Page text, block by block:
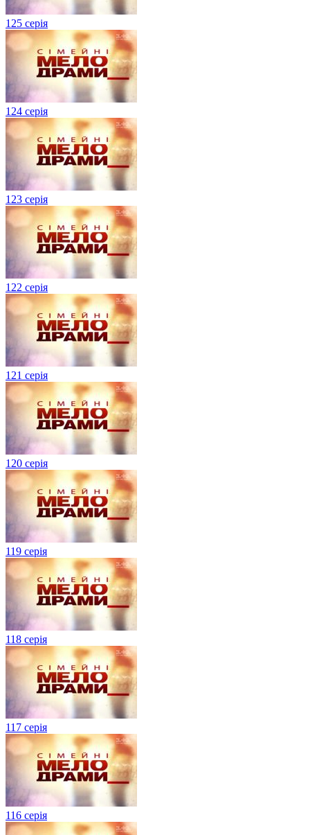
125 серія
124 серія
123 серія
122 серія
121 серія
120 серія
119 серія
118 серія
117 серія
116 серія